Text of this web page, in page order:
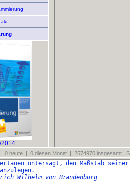
2014
0 heute | 0 diesen Monat | 2574970 insgesamt |
untersagt, den Maßstab
Wilhelm von Brandenburg